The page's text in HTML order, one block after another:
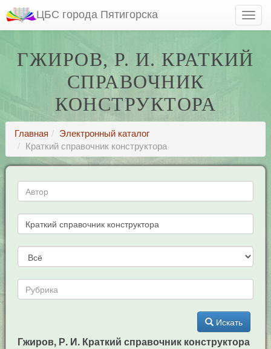
ЦБС города Пятигорска
ГЖИРОВ, Р. И. КРАТКИЙ
СПРАВОЧНИК
КОНСТРУКТОРА
Главная
Электронный каталог
Краткий справочник конструктора
Искать
Гжиров, Р. И. Краткий справочник конструктора